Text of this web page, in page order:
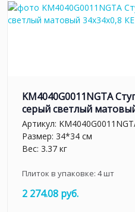
KM4040G0011NGTA
серый светлый
Артикул:
Размер: 34*34 см
Вес: 3.37 кг
Плиток в упаковке: 4шт
2 274.08 руб.